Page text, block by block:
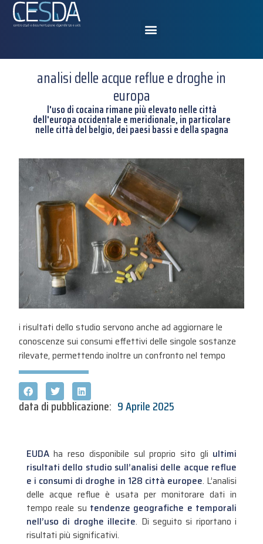
analisi delle acque reflue e droghe in
europa
l'uso di cocaina rimane più elevato nelle città
dell'europa occidentale e meridionale, in particolare
nelle città del belgio, dei paesi bassi e della spagna
i risultati dello studio servono anche ad aggiornare le
conoscenze sui consumi effettivi delle singole sostanze
rilevate, permettendo inoltre un confronto nel tempo
data di pubblicazione: 9 Aprile 2025
EUDAha reso disponibile sul proprio sito gli ultimi
risultati dello studio sull’analisi delle acque reflue
e i consumi di droghe in 128 città europee. L’analisi
delle acque reflue è usata per monitorare dati in
tempo reale su tendenze geografiche e temporali
nell’uso di droghe illecite. Di seguito si riportano i
risultati più significativi.